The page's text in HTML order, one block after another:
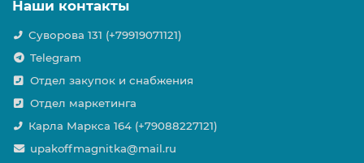
Наши контакты
Суворова 131 (+79919071121)
Telegram
Отдел закупок и снабжения
Отдел маркетинга
Карла Маркса 164 (+79088227121)
upakoffmagnitka@mail.ru